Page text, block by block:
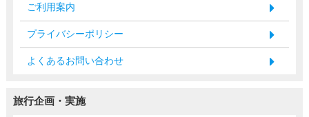
ご利用案内
プライバシーポリシー
よくあるお問い合わせ
旅行企画・実施